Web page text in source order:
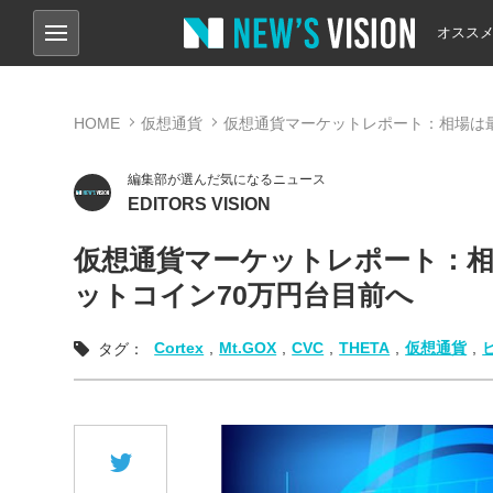
オスス
HOME 仮想通貨 仮想通貨マーケットレポート：相場
編集部が選んだ気になるニュース
EDITORS VISION
仮想通貨マーケットレポート：
ットコイン70万円台目前へ
タグ： Cortex Mt.GOX CVC THETA 仮想通貨